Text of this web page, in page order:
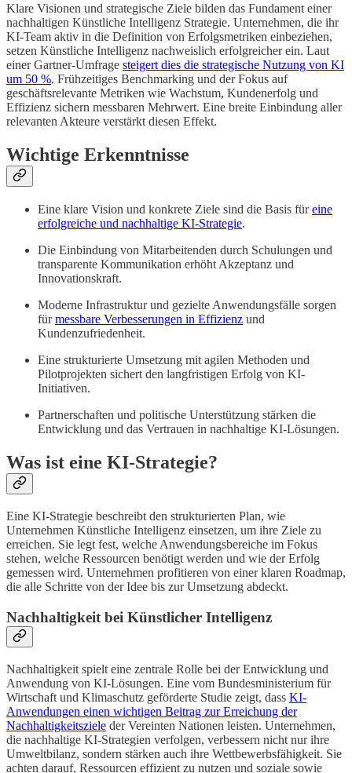
Klare Visionen und strategische Ziele bilden das Fundament einer
nachhaltigen Künstliche Intelligenz Strategie. Unternehmen, die ihr
KI-Team aktiv in die Definition von Erfolgsmetriken einbeziehen,
setzen Künstliche Intelligenz nachweislich erfolgreicher ein. Laut
einer Gartner-Umfrage steigert dies die strategische Nutzung von KI
um 50 %. Frühzeitiges Benchmarking und der Fokus auf
geschäftsrelevante Metriken wie Wachstum, Kundenerfolg und
Effizienz sichern messbaren Mehrwert. Eine breite Einbindung aller
relevanten Akteure verstärkt diesen Effekt.
Wichtige Erkenntnisse
Eine klare Vision und konkrete Ziele sind die Basis füreine
erfolgreiche und nachhaltige KI-Strategie.
Die Einbindung von Mitarbeitenden durch Schulungen und
transparente Kommunikation erhöht Akzeptanz und
Innovationskraft.
Moderne Infrastruktur und gezielte Anwendungsfälle sorgen
fürmessbare Verbesserungen in Effizienz und
Kundenzufriedenheit.
Eine strukturierte Umsetzung mit agilen Methoden und
Pilotprojekten sichert den langfristigen Erfolg von KI-
Initiativen.
Partnerschaften und politische Unterstützung stärken die
Entwicklung und das Vertrauen in nachhaltige KI-Lösungen.
Was ist eine KI-Strategie?
Eine KI-Strategie beschreibt den strukturierten Plan, wie
Unternehmen Künstliche Intelligenz einsetzen, um ihre Ziele zu
erreichen. Sie legt fest, welche Anwendungsbereiche im Fokus
stehen, welche Ressourcen benötigt werden und wie der Erfolg
gemessen wird. Unternehmen profitieren von einer klaren Roadmap,
die alle Schritte von der Idee bis zur Umsetzung abdeckt.
Nachhaltigkeit bei Künstlicher Intelligenz
Nachhaltigkeit spielt eine zentrale Rolle bei der Entwicklung und
Anwendung von KI-Lösungen. Eine vom Bundesministerium für
Wirtschaft und Klimaschutz geförderte Studie zeigt, dass KI-
Anwendungen einen wichtigen Beitrag zur Erreichung der
Nachhaltigkeitsziele der Vereinten Nationen leisten. Unternehmen,
die nachhaltige KI-Strategien verfolgen, verbessern nicht nur ihre
Umweltbilanz, sondern stärken auch ihre Wettbewerbsfähigkeit. Sie
achten darauf, Ressourcen effizient zu nutzen und soziale sowie